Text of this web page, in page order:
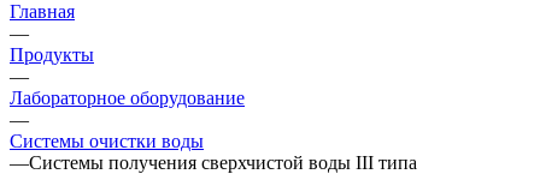
Главная
—
Продукты
—
Лабораторное оборудование
—
Системы очистки воды
—Системы получения сверхчистой воды III типа